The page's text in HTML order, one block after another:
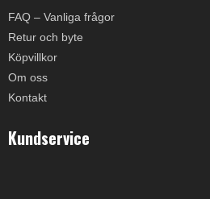
FAQ – Vanliga frågor
Retur och byte
Köpvillkor
Om oss
Kontakt
Kundservice